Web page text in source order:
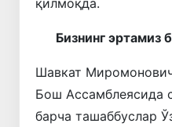
қилмоқда.
Бизнинг эртамиз
Шавкат
Бош Ассамблеясида
барча ташаббуслар